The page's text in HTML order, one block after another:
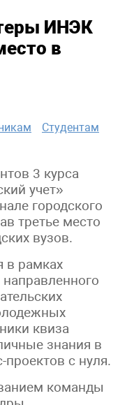
ИНЭК
в
Студентам
3 курса
учет»
городского
третье место
вузов.
в рамках
направленного
квиза
знания в
проектов с нуля.
команды